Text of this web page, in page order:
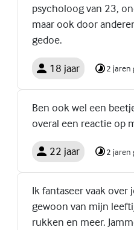
psycholoog van 23,
maar ook door
gedoe.
18 jaar 2 jaren
Ben ook wel een
overal een reactie op
22 jaar 2 jaren
Ik fantaseer vaak
gewoon van mijn
rukken en meer.